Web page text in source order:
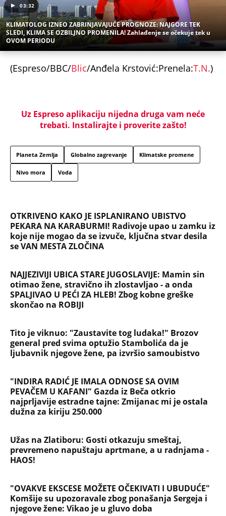
03:32
KLIMATOLOG IZNEO ZABRINJAVAJUĆE PROGNOZE: NAJGORE TEK
SLEDI, KLIMA SE OZBILJNO PROMENILA! Zahlađenje se očekuje tek u
OVOM PERIODU
(Espreso/BBC/Blic/Anđela Krstović:Prenela:T.N.)
Uz Espreso aplikaciju nijedna druga vam neće
trebati. Instalirajte i proverite zašto!
Planeta Zemlja Globalno zagrevanje Klimatske promene
Nivo mora Voda
OTKRIVENO KAKO JE ISPLANIRANO UBISTVO
PEKARA NA KARABURMI! Radivoje upao u zamku iz
koje nije mogao da se izvuče, ključna stvar desila
se VAN MESTA ZLOČINA
NAJJEZIVIJI UBICA STARE JUGOSLAVIJE: Mamin sin
otimao žene, stravično ih zlostavljao - a onda
SPALJIVAO U PEĆI ZA HLEB! Zbog kobne greške
skončao na ROBIJI
Tito je viknuo: "Zaustavite tog ludaka!" Brozov
general pred svima optužio Stambolića da je
ljubavnik njegove žene, pa izvršio samoubistvo
"INDIRA RADIĆ JE IMALA ODNOSE SA OVIM
PEVAČEM U KAFANI" Gazda iz Beča otkrio
najprljavije estradne tajne: Zmijanac mi je ostala
dužna za kiriju 250.000
Užas na Zlatiboru: Gosti otkazuju smeštaj,
prevremeno napuštaju aprtmane, a u radnjama -
HAOS!
"OVAKVE EKSCESE MOŽETE OČEKIVATI I UBUDUĆE"
Komšije su upozoravale zbog ponašanja Sergeja i
njegove žene: Vikao je u gluvo doba